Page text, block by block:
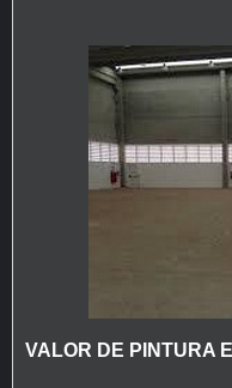
VALOR DE PINTURA